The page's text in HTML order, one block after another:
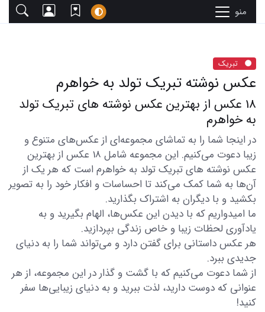
منو
تبریک
عکس نوشته تبریک تولد به خواهرم
18 عکس از بهترین عکس نوشته های تبریک تولد
به خواهرم
در اینجا شما را به تماشای مجموعه‌ای از عکس‌های متنوع و
زیبا دعوت می‌کنیم. این مجموعه شامل 18 عکس از بهترین
عکس نوشته های تبریک تولد به خواهرم است که هر یک از
آن‌ها به شما کمک می‌کند تا احساسات و افکار خود را به تصویر
بکشید و با دیگران به اشتراک بگذارید.
ما امیدواریم که با دیدن این عکس‌ها، الهام بگیرید و به
یادآوری لحظات زیبا و خاص زندگی بپردازید.
هر عکس داستانی برای گفتن دارد و می‌تواند شما را به دنیای
جدیدی ببرد.
از شما دعوت می‌کنیم که با گشت و گذار در این مجموعه، از هر
عنوانی که دوست دارید، لذت ببرید و به دنیای زیبایی‌ها سفر
کنید!